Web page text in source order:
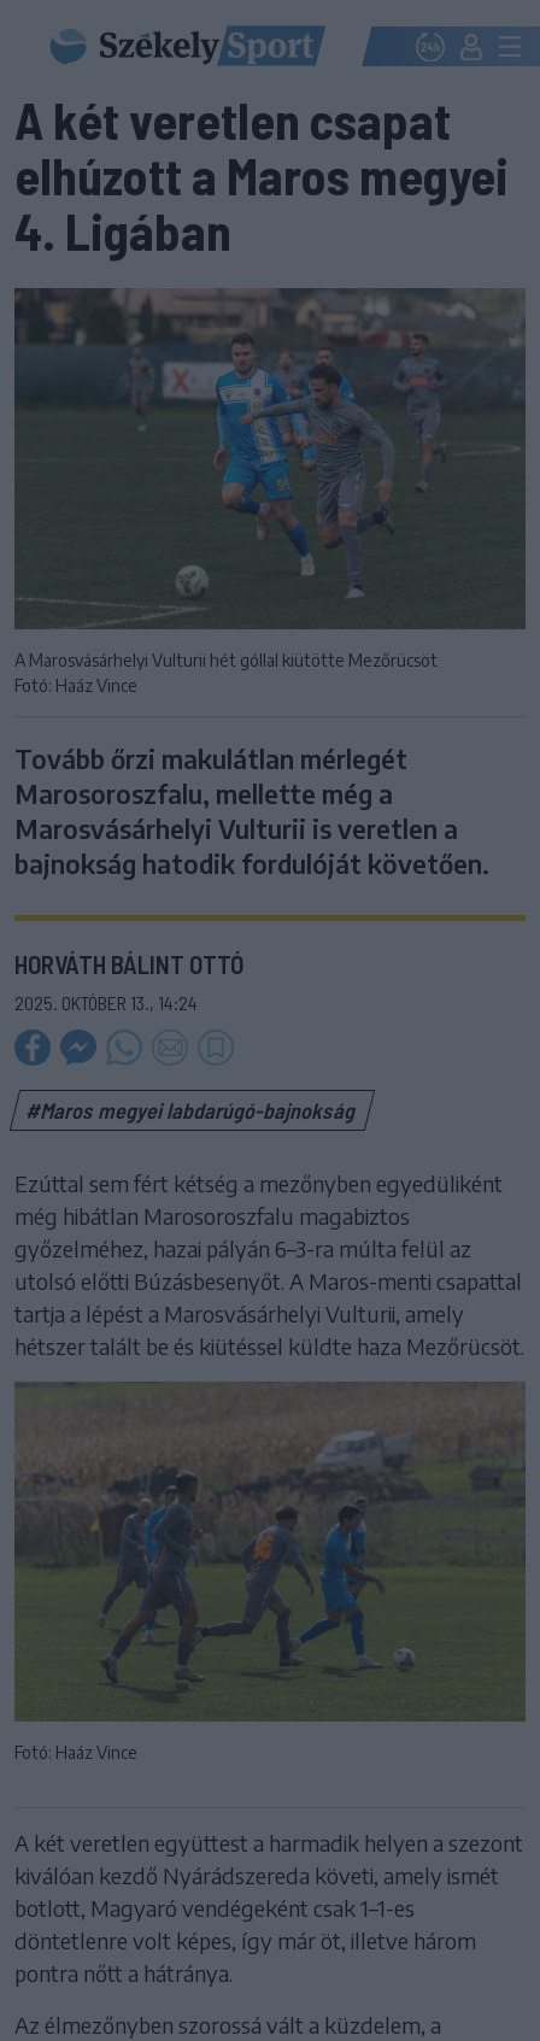
A két veretlen csapat
elhúzott a Maros megyei
4. Ligában
A Marosvásárhelyi Vulturii hét góllal kiütötte Mezőrücsöt
Fotó: Haáz Vince
Tovább őrzi makulátlan mérlegét
Marosoroszfalu, mellette még a
Marosvásárhelyi Vulturii is veretlen a
bajnokság hatodik fordulóját követően.
HORVÁTH BÁLINT OTTÓ
2025. OKTÓBER 13., 14:24
#Maros megyei labdarúgó-bajnokság
Ezúttal sem fért kétség a mezőnyben egyedüliként
még hibátlan Marosoroszfalu magabiztos
győzelméhez, hazai pályán 6–3-ra múlta felül az
utolsó előtti Búzásbesenyőt. A Maros-menti csapattal
tartja a lépést a Marosvásárhelyi Vulturii, amely
hétszer talált be és kiütéssel küldte haza Mezőrücsöt.
Fotó: Haáz Vince
A két veretlen együttest a harmadik helyen a szezont
kiválóan kezdő Nyárádszereda követi, amely ismét
botlott, Magyaró vendégeként csak 1–1-es
döntetlenre volt képes, így már öt, illetve három
pontra nőtt a hátránya.
Az élmezőnyben szorossá vált a küzdelem, a